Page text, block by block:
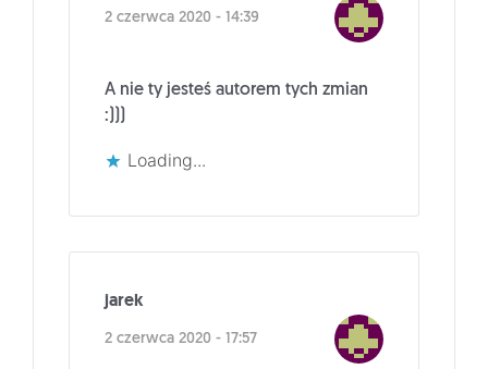
2 czerwca 2020 - 14:39
A nie ty jesteś autorem tych zmian
:)))
Loading...
jarek
2 czerwca 2020 - 17:57